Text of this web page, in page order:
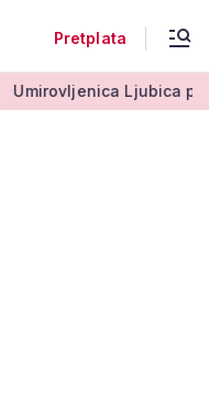
Pretplata
Ljubica